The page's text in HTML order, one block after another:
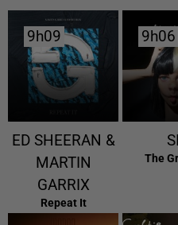
9h09
9h09
ED SHEERAN &
MARTIN
GARRIX
Repeat It
9h06
9h06
The